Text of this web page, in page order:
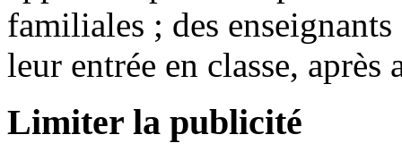
familiales ; des
leur entrée en classe,
Limiter la publicité